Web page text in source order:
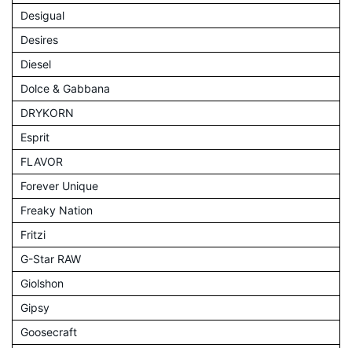
Desigual
Desires
Diesel
Dolce & Gabbana
DRYKORN
Esprit
FLAVOR
Forever Unique
Freaky Nation
Fritzi
G-Star RAW
Giolshon
Gipsy
Goosecraft